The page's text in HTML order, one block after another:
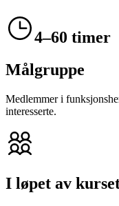
4–60 timer
Målgruppe
Medlemmer i
interesserte.
I løpet av